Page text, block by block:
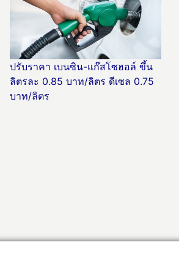
ปรับราคา เบนซิน-แก๊สโซฮอล์ ขึ้น
ลิตรละ 0.85 บาท/ลิตร ดีเซล 0.75
บาท/ลิตร